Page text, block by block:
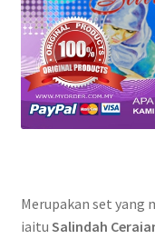
Merupakan set yang
iaitu Salindah